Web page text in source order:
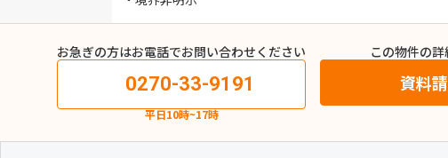
お急ぎの方はお電話でお問い合わせください
0270-33-9191
平日10時~17時
この物件の
資料